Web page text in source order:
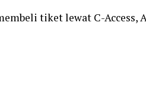
tiket lewat C-Access,